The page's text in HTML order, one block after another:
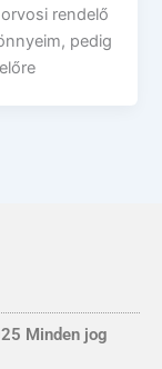
rendelő
pedig
Minden jog